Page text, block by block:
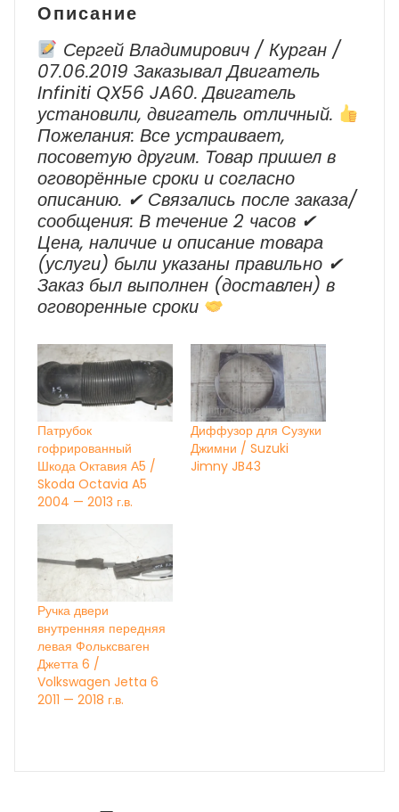
Описание
Сергей Владимирович / Курган /
07.06.2019 Заказывал Двигатель
Infiniti QX56 JA60. Двигатель
установили, двигатель отличный.
Пожелания: Все устраивает,
посоветую другим. Товар пришел в
оговорённые сроки и согласно
описанию. ✔ Cвязались после заказа/
сообщения: В течение 2 часов ✔
Цена, наличие и описание товара
(услуги) были указаны правильно ✔
Заказ был выполнен (доставлен) в
оговоренные сроки
Патрубок
гофрированный
Шкода Октавия А5 /
Skoda Octavia A5
2004 — 2013 г.в.
Диффузор для Cузуки
Джимни / Suzuki
Jimny JB43
Ручка двери
внутренняя передняя
левая Фольксваген
Джетта 6 /
Volkswagen Jetta 6
2011 — 2018 г.в.